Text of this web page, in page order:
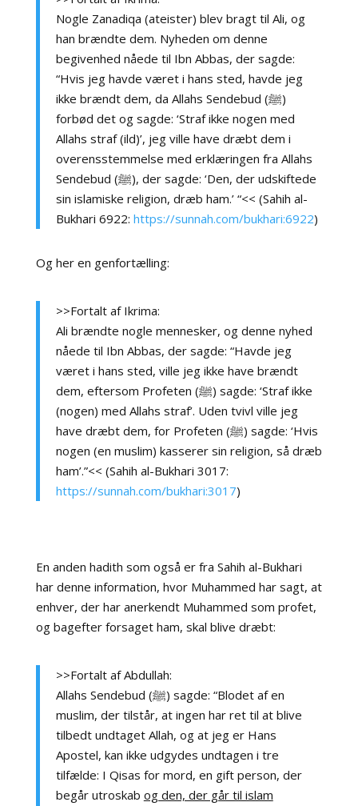
Nogle Zanadiqa (ateister) blev bragt til Ali, og
han brændte dem. Nyheden om denne
begivenhed nåede til Ibn Abbas, der sagde:
“Hvis jeg havde været i hans sted, havde jeg
ikke brændt dem, da Allahs Sendebud (ﷺ)
forbød det og sagde: ‘Straf ikke nogen med
Allahs straf (ild)’, jeg ville have dræbt dem i
overensstemmelse med erklæringen fra Allahs
Sendebud (ﷺ), der sagde: ‘Den, der udskiftede
sin islamiske religion, dræb ham.’ “<< (Sahih al-
Bukhari 6922: https://sunnah.com/bukhari:6922)
Og her en genfortælling:
>>Fortalt af Ikrima:
Ali brændte nogle mennesker, og denne nyhed
nåede til Ibn Abbas, der sagde: “Havde jeg
været i hans sted, ville jeg ikke have brændt
dem, eftersom Profeten (ﷺ) sagde: ‘Straf ikke
(nogen) med Allahs straf’. Uden tvivl ville jeg
have dræbt dem, for Profeten (ﷺ) sagde: ‘Hvis
nogen (en muslim) kasserer sin religion, så dræb
ham’.”<< (Sahih al-Bukhari 3017:
https://sunnah.com/bukhari:3017)
En anden hadith som også er fra Sahih al-Bukhari
har denne information, hvor Muhammed har sagt, at
enhver, der har anerkendt Muhammed som profet,
og bagefter forsaget ham, skal blive dræbt:
>>Fortalt af Abdullah:
Allahs Sendebud (ﷺ) sagde: “Blodet af en
muslim, der tilstår, at ingen har ret til at blive
tilbedt undtaget Allah, og at jeg er Hans
Apostel, kan ikke udgydes undtagen i tre
tilfælde: I Qisas for mord, en gift person, der
begår utroskab og den, der går til islam